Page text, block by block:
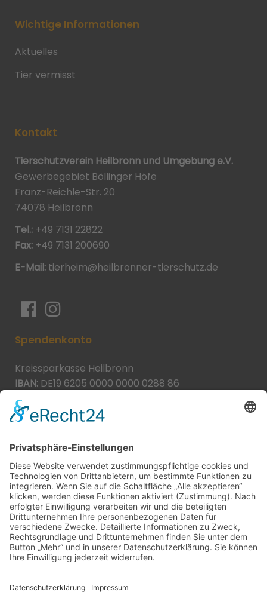
Wichtige Informationen
Aktuelles
Tier vermisst
Kontakt
Tierschutzverein Heilbronn und Umgebung e.V.
Gewerbegebiet Böllinger Höfe
Franz-Reichle-Str. 20
74078 Heilbronn
Tel.: +49 7131 22822
Fax: +49 7131 200690
E-Mail: tierheim@heilbronner-tierschutz.de
Spendenkonto
Kreissparkasse Heilbronn
IBAN: DE19 6205 0000 0000 0288 86
BIC:
Spende direkt via PayPal
JETZT SPENDEN
paypal@heilbronner-tierschutz.de